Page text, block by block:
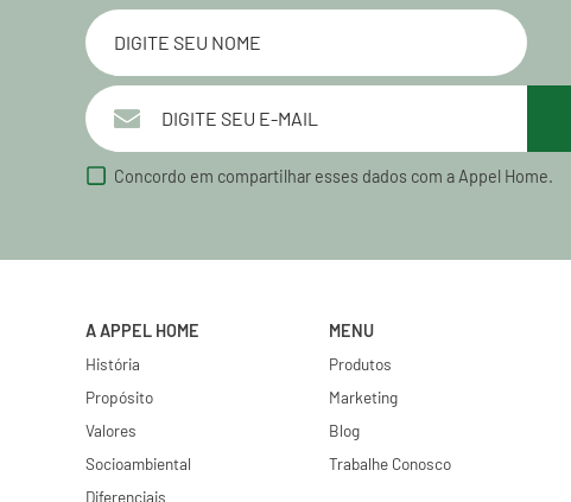
Concordo em compartilhar esses dados com a Appel Home.
A APPEL HOME
História
Propósito
Valores
Socioambiental
Diferenciais
MENU
Produtos
Marketing
Blog
Trabalhe Conosco